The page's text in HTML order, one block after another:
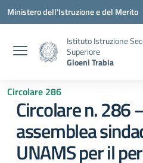
Vai ai contenuti
Vai al menu di navigazione
Vai al footer
Ministero dell'Istruzione e del Merito
Istituto Istruzione
Superiore
Gioeni Trabia
Circolare 286
Circolare n. 286
assemblea
UNAMS per il